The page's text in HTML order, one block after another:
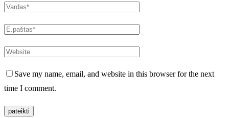
Save my name, email, and website in this browser for the next
time I comment.